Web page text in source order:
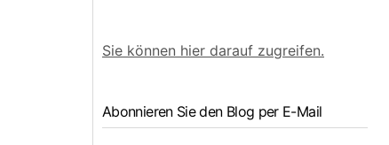
Sie können hier darauf zugreifen.
Abonnieren Sie den Blog per E-Mail